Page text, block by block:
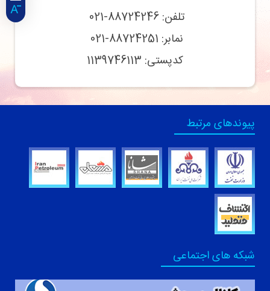
تلفن: 88724246-021
نمابر: 88724251-021
کدپستی: 1139746113
پیوندهای مرتبط
شبکه های اجتماعی